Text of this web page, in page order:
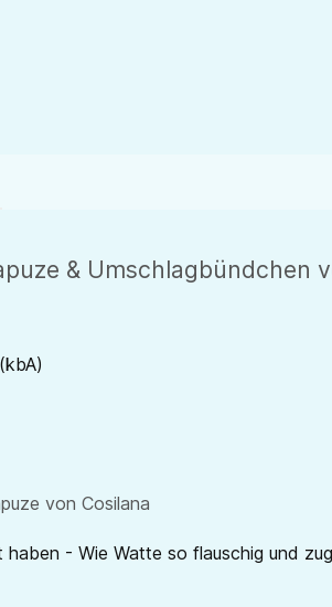
& Umschlagbündchen
von Cosilana
- Wie Watte so flauschig und